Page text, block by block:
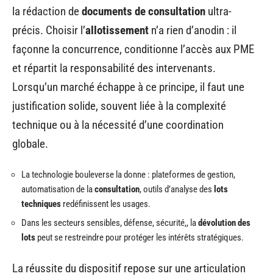
la rédaction dedocuments de consultation ultra-
précis. Choisir l’allotissement n’a rien d’anodin : il
façonne la concurrence, conditionne l’accès aux PME
et répartit la responsabilité des intervenants.
Lorsqu’un marché échappe à ce principe, il faut une
justification solide, souvent liée à la complexité
technique ou à la nécessité d’une coordination
globale.
La technologie bouleverse la donne : plateformes de gestion,
automatisation de laconsultation, outils d’analyse des lots
techniques redéfinissent les usages.
Dans les secteurs sensibles, défense, sécurité,, ladévolution des
lots peut se restreindre pour protéger les intérêts stratégiques.
La réussite du dispositif repose sur une articulation